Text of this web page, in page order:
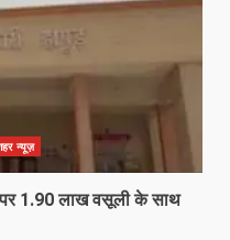
न्यूज़
पर 1.90 लाख वसूली के साथ